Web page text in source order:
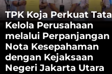
TPK Koja Perkuat Tata
Kelola Perusahaan
melalui Perpanjangan
Nota Kesepahaman
dengan Kejaksaan
Negeri Jakarta Utara